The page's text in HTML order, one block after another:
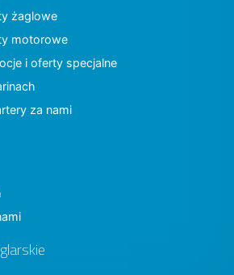
żaglowe
motorowe
i oferty specjalne
za nami